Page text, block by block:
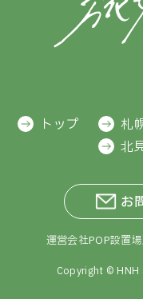
トップ 札
北
お
運営会社POP設置
Copyright ©